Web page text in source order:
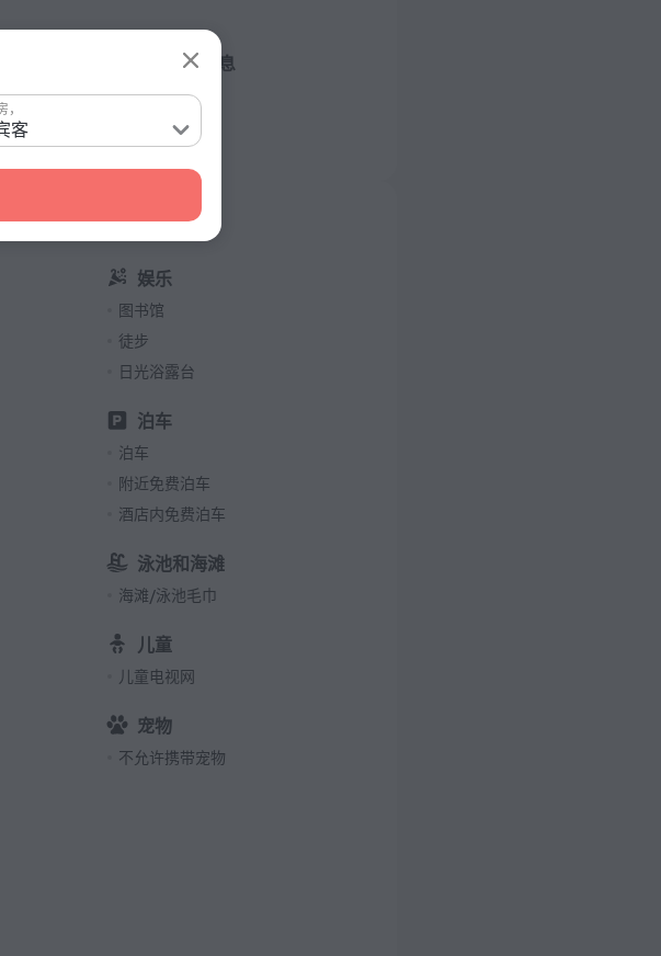
客
，
villa is
有关酒店的信息
插座类型
230 伏 / 50 赫兹
K 型
230 伏 / 50 赫兹
客房数量
7 间客房
娱乐
图书馆
徒步
日光浴露台
泊车
泊车
附近免费泊车
酒店内免费泊车
泳池和海滩
海滩/泳池毛巾
儿童
儿童电视网
宠物
不允许携带宠物